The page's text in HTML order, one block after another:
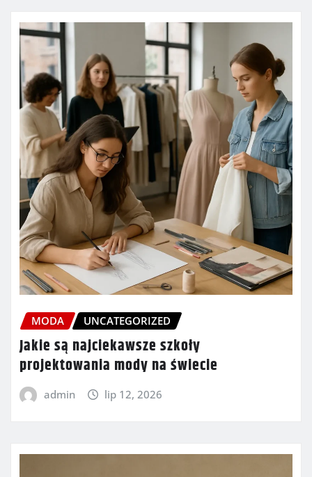
MODA UNCATEGORIZED
Jakie są najciekawsze szkoły
projektowania mody na świecie
admin lip 12, 2026